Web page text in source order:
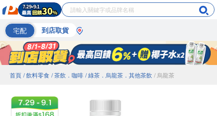
宅配 到店取貨
首頁 / 飲料零食 / 茶飲．咖啡 / 綠茶．烏龍茶．其他茶飲 / 烏龍茶